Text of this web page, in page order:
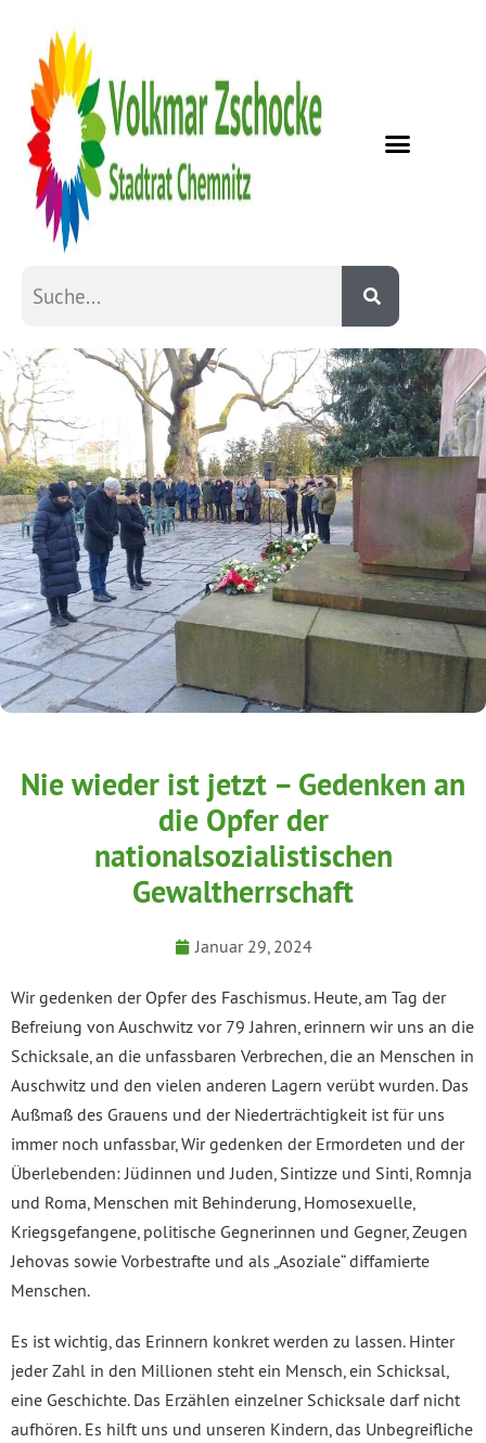
Nie wieder ist jetzt – Gedenken an
die Opfer der
nationalsozialistischen
Gewaltherrschaft
Januar 29, 2024
Wir gedenken der Opfer des Faschismus. Heute, am Tag der
Befreiung von Auschwitz vor 79 Jahren, erinnern wir uns an die
Schicksale, an die unfassbaren Verbrechen, die an Menschen in
Auschwitz und den vielen anderen Lagern verübt wurden. Das
Außmaß des Grauens und der Niederträchtigkeit ist für uns
immer noch unfassbar, Wir gedenken der Ermordeten und der
Überlebenden: Jüdinnen und Juden, Sintizze und Sinti, Romnja
und Roma, Menschen mit Behinderung, Homosexuelle,
Kriegsgefangene, politische Gegnerinnen und Gegner, Zeugen
Jehovas sowie Vorbestrafte und als „Asozi­ale“ diffamierte
Menschen.
Es ist wichtig, das Erinnern konkret werden zu lassen. Hinter
jeder Zahl in den Millionen steht ein Mensch, ein Schicksal,
eine Geschichte. Das Erzählen einzelner Schicksale darf nicht
aufhören. Es hilft uns und unseren Kindern, das Unbegreifliche